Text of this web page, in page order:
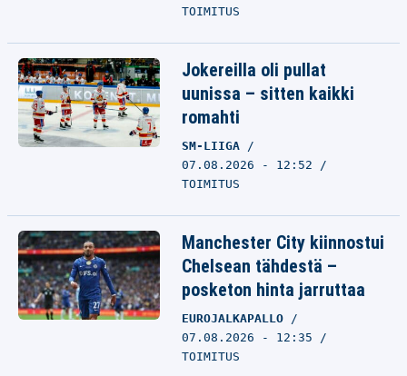
TOIMITUS
Jokereilla oli pullat
uunissa – sitten kaikki
romahti
SM-LIIGA
07.08.2026 - 12:52
TOIMITUS
Manchester City kiinnostui
Chelsean tähdestä –
posketon hinta jarruttaa
EUROJALKAPALLO
07.08.2026 - 12:35
TOIMITUS